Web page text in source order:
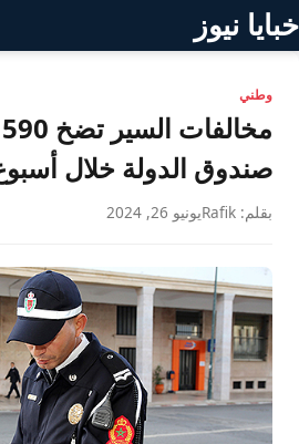
خبايا نيوز
وطني
صندوق الدولة خلال
بقلم: Rafik يونيو 26, 2024